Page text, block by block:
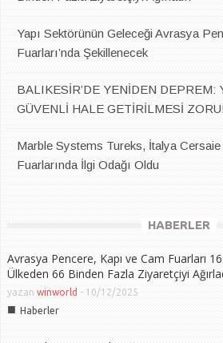
Yapı Sektörünün Geleceği Avrasya
Fuarları’nda Şekillenecek
BALIKESİR’DE YENİDEN DEPREM:
GÜVENLİ HALE GETİRİLMESİ
Marble Systems Tureks, İtalya
Fuarlarında İlgi Odağı Oldu
HABERLER
Avrasya Pencere, Kapı ve Cam Fuarları
Ülkeden 66 Binden Fazla Ziyaretçiyi
yazan winworld - 10/12/2025
■ Haberler